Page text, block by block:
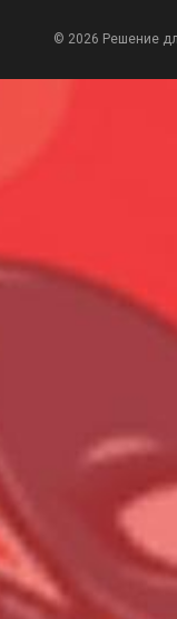
© 2026 Решение
Всего товара в корзине
Сумма к оплате (без